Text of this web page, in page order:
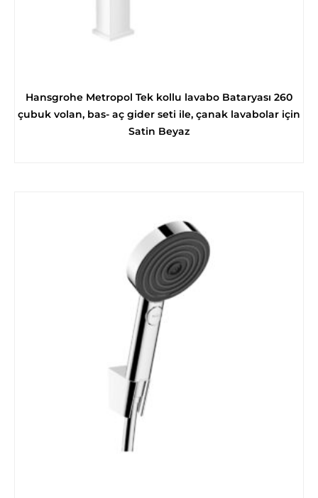
Hansgrohe Metropol Tek kollu lavabo Bataryası 260
çubuk volan, bas- aç gider seti ile, çanak lavabolar için
Satin Beyaz